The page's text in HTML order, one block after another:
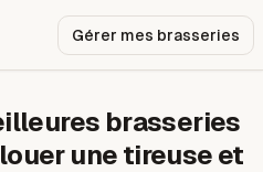
Gérer mes brasseries
brasseries
une tireuse et